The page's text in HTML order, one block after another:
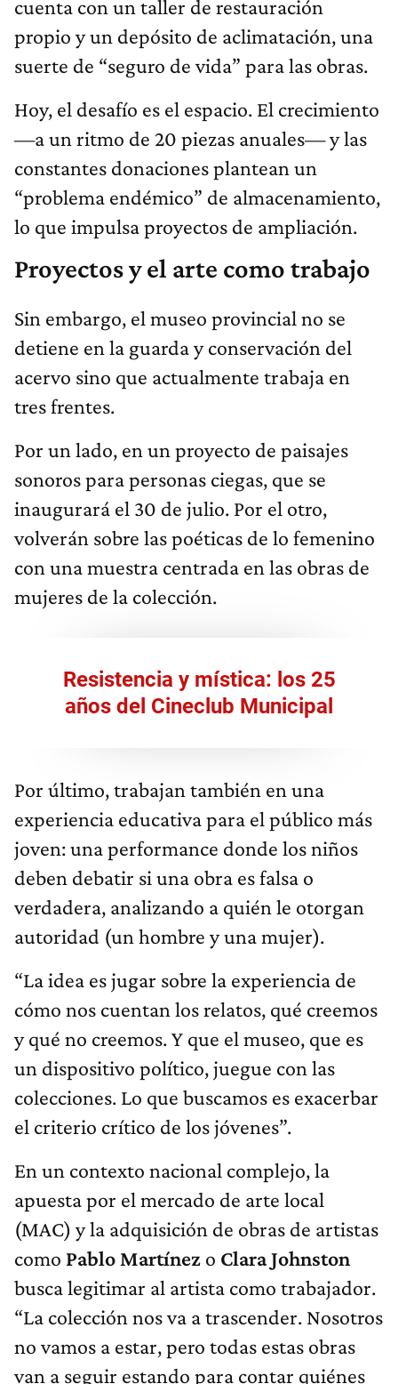
cuenta con un taller de restauración
propio y un depósito de aclimatación, una
suerte de “seguro de vida” para las obras.
Hoy, el desafío es el espacio. El crecimiento
—a un ritmo de 20 piezas anuales— y las
constantes donaciones plantean un
“problema endémico” de almacenamiento,
lo que impulsa proyectos de ampliación.
Proyectos y el arte como trabajo
Sin embargo, el museo provincial no se
detiene en la guarda y conservación del
acervo sino que actualmente trabaja en
tres frentes.
Por un lado, en un proyecto de paisajes
sonoros para personas ciegas, que se
inaugurará el 30 de julio. Por el otro,
volverán sobre las poéticas de lo femenino
con una muestra centrada en las obras de
mujeres de la colección.
Resistencia y mística: los 25
años del Cineclub Municipal
Por último, trabajan también en una
experiencia educativa para el público más
joven: una performance donde los niños
deben debatir si una obra es falsa o
verdadera, analizando a quién le otorgan
autoridad (un hombre y una mujer).
“La idea es jugar sobre la experiencia de
cómo nos cuentan los relatos, qué creemos
y qué no creemos. Y que el museo, que es
un dispositivo político, juegue con las
colecciones. Lo que buscamos es exacerbar
el criterio crítico de los jóvenes”.
En un contexto nacional complejo, la
apuesta por el mercado de arte local
(MAC) y la adquisición de obras de artistas
como Pablo Martínez o Clara Johnston
busca legitimar al artista como trabajador.
“La colección nos va a trascender. Nosotros
no vamos a estar, pero todas estas obras
van a seguir estando para contar quiénes